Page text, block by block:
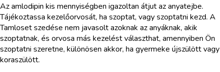
Az amlodipin kis mennyiségben igazoltan átjut az anyatejbe.
Tájékoztassa kezelőorvosát, ha szoptat, vagy szoptatni kezd. A
Tamloset szedése nem javasolt azoknak az anyáknak, akik
szoptatnak, és orvosa más kezelést választhat, amennyiben Ön
szoptatni szeretne, különösen akkor, ha gyermeke újszülött vagy
koraszülött.